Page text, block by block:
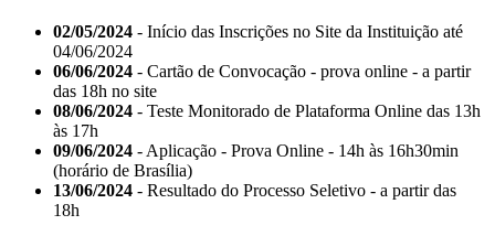
02/05/2024 - Início das Inscrições no Site da Instituição até
04/06/2024
06/06/2024 - Cartão de Convocação - prova online - a partir
das 18h no site
08/06/2024 - Teste Monitorado de Plataforma Online das 13h
às 17h
09/06/2024 - Aplicação - Prova Online - 14h às 16h30min
(horário de Brasília)
13/06/2024 - Resultado do Processo Seletivo - a partir das
18h